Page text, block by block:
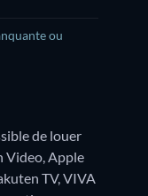
ou
de louer
Video, Apple
TV, VIVA